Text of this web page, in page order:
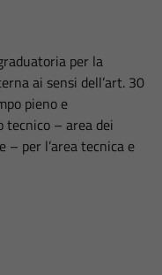
per la
ai sensi dell’art. 30
pieno e
– area dei
– per l’area tecnica e